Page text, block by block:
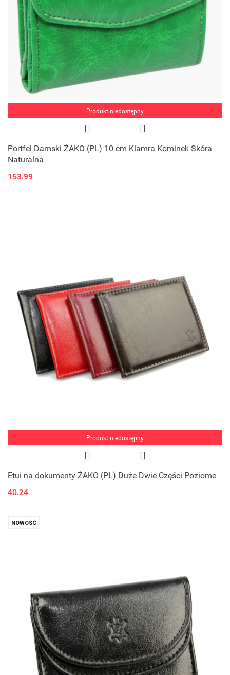
Produkt niedostępny
Portfel Damski ŻAKO (PL) 10 cm Klamra Kominek Skóra
Naturalna
153.99
Produkt niedostępny
Etui na dokumenty ŻAKO (PL) Duże Dwie Części Poziome
40.24
NOWOŚĆ